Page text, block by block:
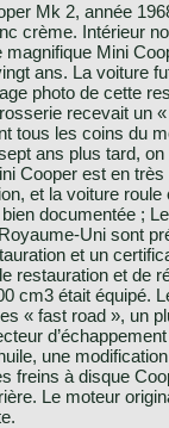
Mk 2, année
crème. Intérieur
magnifique Mini
ans. La voiture
photo de cette
recevait un
tous les coins du
ans plus tard,
Cooper est en
et la voiture
documentée ;
Uni sont
et un
restauration et de
cm3 était équipé.
« fast road », un
une
freins à disque
Le moteur